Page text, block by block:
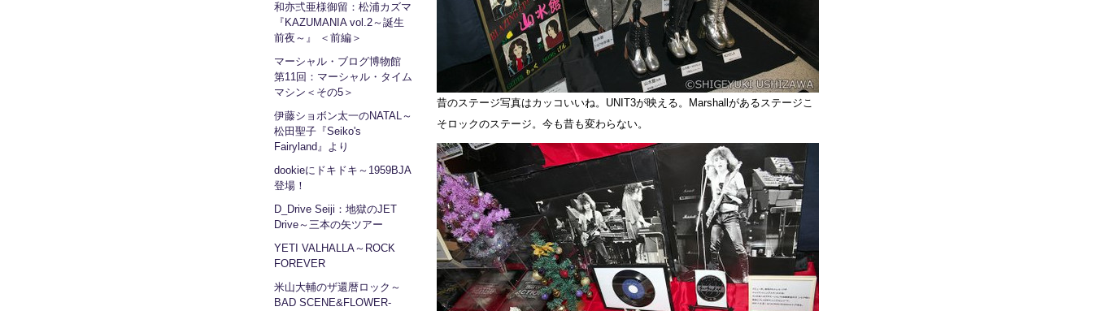
和亦弍亜様御留：松浦カズマ
『KAZUMANIA vol.2～誕生
前夜～』 ＜前編＞
マーシャル・ブログ博物館
第11回：マーシャル・タイム
マシン＜その5＞
伊藤ショボン太一のNATAL～
松田聖子『Seiko's
Fairyland』より
dookieにドキドキ～1959BJA
登場！
D_Drive Seiji：地獄のJET
Drive～三本の矢ツアー
YETI VALHALLA～ROCK
FOREVER
米山大輔のザ還暦ロック～
BAD SCENE&FLOWER-
昔のステージ写真はカッコいいね。UNIT3が映える。Marshallがあるステージこ
そロックのステージ。今も昔も変わらない。